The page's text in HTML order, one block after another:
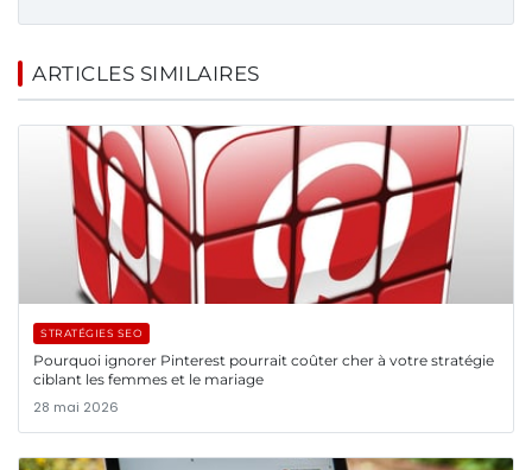
ARTICLES SIMILAIRES
STRATÉGIES SEO
Pourquoi ignorer Pinterest pourrait coûter cher à votre stratégie
ciblant les femmes et le mariage
28 mai 2026